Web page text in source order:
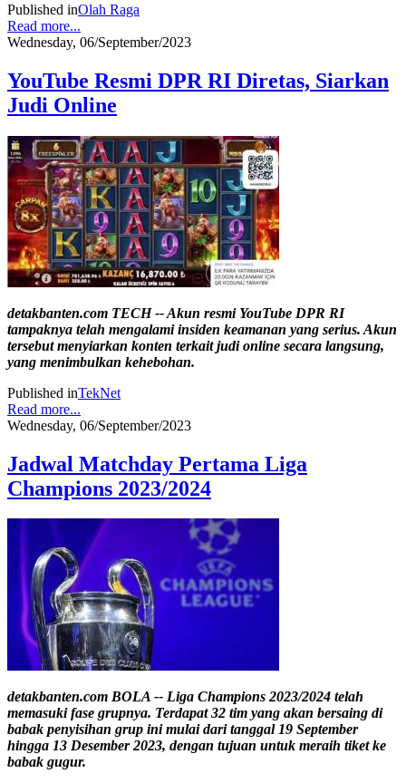
Published inOlah Raga
Read more...
Wednesday, 06/September/2023
YouTube Resmi DPR RI Diretas, Siarkan
Judi Online
detakbanten.com TECH -- Akun resmi YouTube DPR RI
tampaknya telah mengalami insiden keamanan yang serius. Akun
tersebut menyiarkan konten terkait judi online secara langsung,
yang menimbulkan kehebohan.
Published inTekNet
Read more...
Wednesday, 06/September/2023
Jadwal Matchday Pertama Liga
Champions 2023/2024
detakbanten.com BOLA -- Liga Champions 2023/2024 telah
memasuki fase grupnya. Terdapat 32 tim yang akan bersaing di
babak penyisihan grup ini mulai dari tanggal 19 September
hingga 13 Desember 2023, dengan tujuan untuk meraih tiket ke
babak gugur.